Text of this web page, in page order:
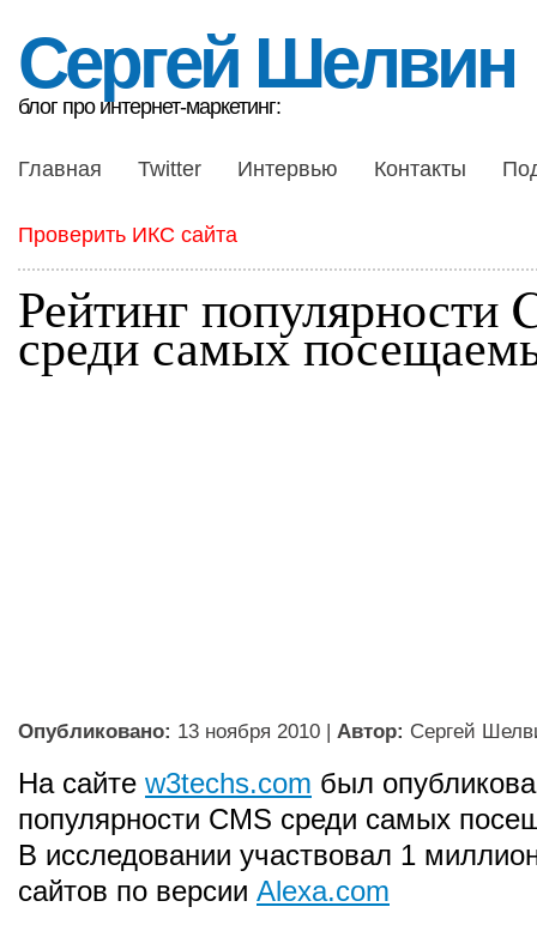
Сергей Шелвин
блог про интернет-маркетинг:
Главная Twitter Интервью Контакты
Проверить ИКС сайта
Рейтинг популярности
среди самых
Опубликовано: 13 ноября 2010 | Автор: Сергей
На сайте w3techs.com был
популярности CMS среди самых
В исследовании участвовал 1
сайтов по версии Alexa.com